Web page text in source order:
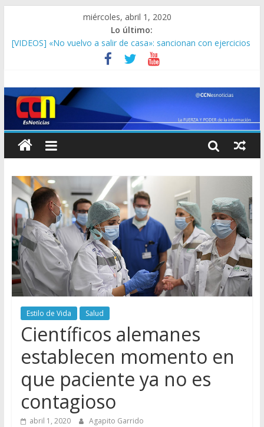
miércoles, abril 1, 2020
Lo último:
Las muertes por COVID-19 en el planeta son ya más de
40.000, según la OMS
[VIDEOS] «No vuelvo a salir de casa»: sancionan con ejercicios
parto de su esposa en EEUU
Sin agua en tiempos del coronavirus: Habitantes de Chacao no
pueden ni lavarse las manos
Aislamiento por COVID-19 acentúa la escasez de combustible
en Venezuela
Estilo de Vida Salud
Científicos alemanes
establecen momento en
que paciente ya no es
contagioso
abril 1, 2020 Agapito Garrido